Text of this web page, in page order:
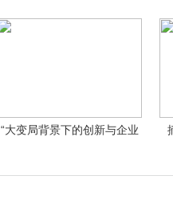
“大变局背景下的创新与企业